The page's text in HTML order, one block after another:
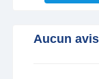
Aucun